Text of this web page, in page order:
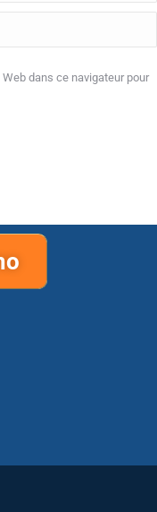
dans ce navigateur pour